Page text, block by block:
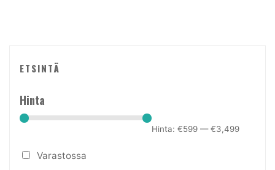
ETSINTÄ
Hinta
Hinta: €599—€3,499
Varastossa